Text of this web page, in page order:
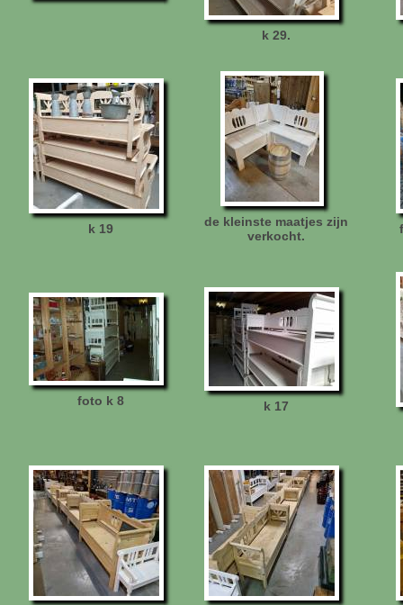
k 29.
k 19
de kleinste maatjes zijn
verkocht.
foto k 8 k 17